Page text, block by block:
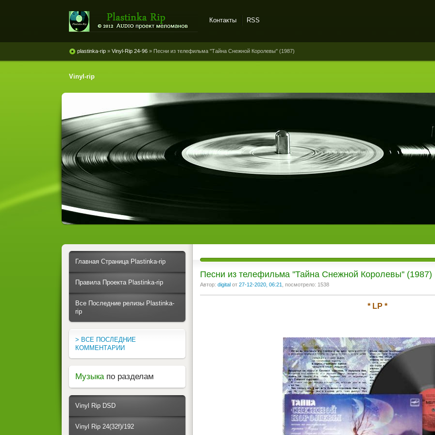
винила и магнитоальбомов
Контакты RSS
plastinka-rip » Vinyl-Rip 24-96 » Песни из телефильма ''Тайна Снежной Королевы'' (1987)
Vinyl-rip
Песни из телефильма ''Тайна Снежной Королевы'' (1987)
Автор: digital от 27-12-2020, 06:21 , посмотрело: 1538
* LP *
Главная Страница Plastinka-rip
Правила Проекта Plastinka-rip
Все Последние релизы Plastinka-
rip
> ВСЕ ПОСЛЕДНИЕ
КОММЕНТАРИИ
Музыка по разделам
Vinyl Rip DSD
Vinyl Rip 24(32f)/192